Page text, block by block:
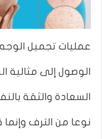
عمليات تجميل
الوصول إلى
السعادة والثقة
نوعا من الترف